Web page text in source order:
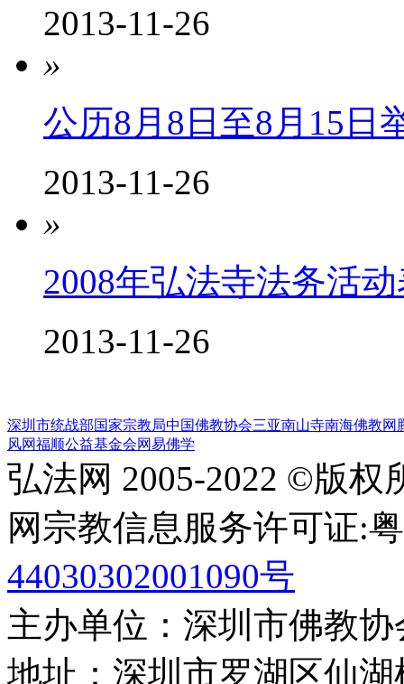
2013-11-26
»
公历8月8日至8月15日
2013-11-26
»
2008年弘法寺法务活
2013-11-26
深圳市统战部国家宗教局中国佛教协会三亚南山寺南海佛教网
风网福顺公益基金会网易佛学
弘法网 2005-2022 ©版权
网宗教信息服务许可证:
44030302001090号
主办单位：深圳市佛教
地址：深圳市罗湖区仙